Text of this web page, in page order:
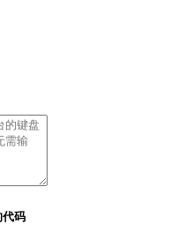
代码